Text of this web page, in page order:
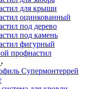
для крыши
оцинкованный
под дерево
под камень
фигурный
профнастил
Супермонтеррей